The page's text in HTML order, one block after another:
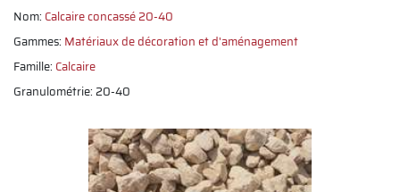
Nom: Calcaire concassé 20-40
Gammes: Matériaux de décoration et d'aménagement
Famille: Calcaire
Granulométrie: 20-40